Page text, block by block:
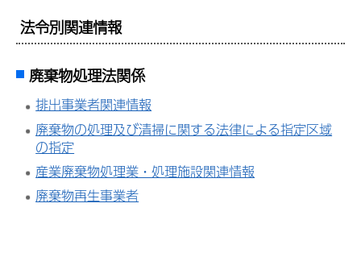
法令別関連情報
廃棄物処理法関係
排出事業者関連情報
廃棄物の処理及び清掃に関する法律による指定区域
の指定
産業廃棄物処理業・処理施設関連情報
廃棄物再生事業者